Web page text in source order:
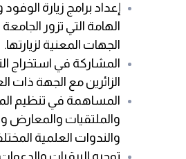
إعداد برامج زيارة
الهامة التي تزور
الجهات المعنية لزيارتها.
المشاركة في استخراج
الزائرين مع الجهة ذات
المساهمة في تنظيم
والملتقيات
والندوات العلمية
توجيه البرقيات